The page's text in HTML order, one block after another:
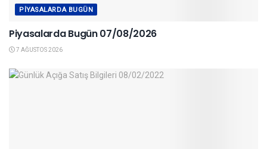
PIYASALARDA BUGÜN
Piyasalarda Bugün 07/08/2026
7 AĞUSTOS 2026